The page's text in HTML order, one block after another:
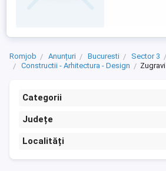
Romjob Anunțuri Bucuresti Sector 3
Constructii - Arhitectura - Design
Zugravi
Categorii
Județe
Localități